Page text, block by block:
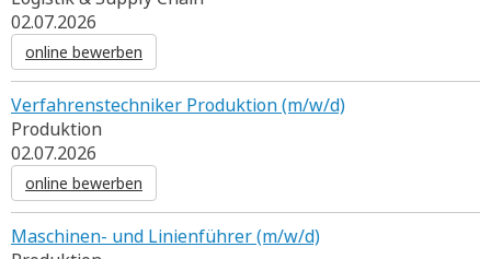
02.07.2026
online bewerben
Verfahrenstechniker Produktion (m/w/d)
Produktion
02.07.2026
online bewerben
Maschinen- und Linienführer (m/w/d)